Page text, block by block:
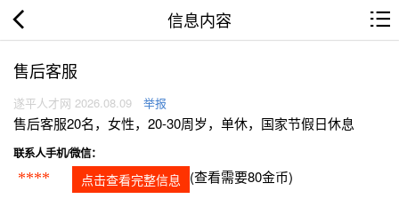
信息内容
售后客服
遂平人才网 2026.08.09 举报
售后客服20名，女性，20-30周岁，单休，国家节假日休息
联系人手机/微信：
**** 点击查看完整信息 (查看需要80金币)